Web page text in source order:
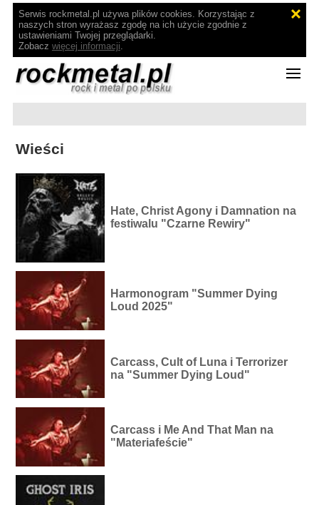
Serwis rockmetal.pl używa plików cookies. Korzystając z
naszych stron wyrażasz zgodę na ich użycie zgodnie z
ustawieniami Twojej przeglądarki.
Zobacz więcej informacji.
Wieści
Hate, Christ Agony i Damnation na
festiwalu "Czarne Rewiry"
Harmonogram "Summer Dying
Loud 2025"
Carcass, Cult of Luna i Terrorizer
na "Summer Dying Loud"
Carcass i Me And That Man na
"Materiafeście"